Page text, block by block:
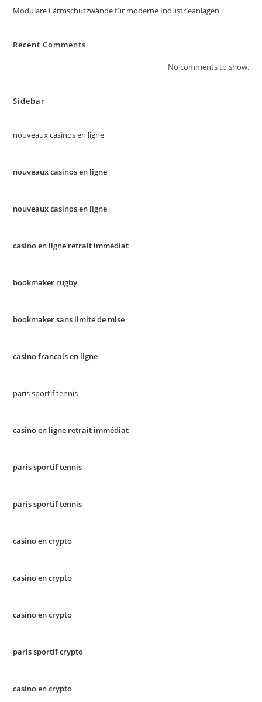
Modulare Lärmschutzwände für moderne Industrieanlagen
Recent Comments
No comments to show.
Sidebar
nouveaux casinos en ligne
nouveaux casinos en ligne
nouveaux casinos en ligne
casino en ligne retrait immédiat
bookmaker rugby
bookmaker sans limite de mise
casino francais en ligne
paris sportif tennis
casino en ligne retrait immédiat
paris sportif tennis
paris sportif tennis
casino en crypto
casino en crypto
casino en crypto
paris sportif crypto
casino en crypto